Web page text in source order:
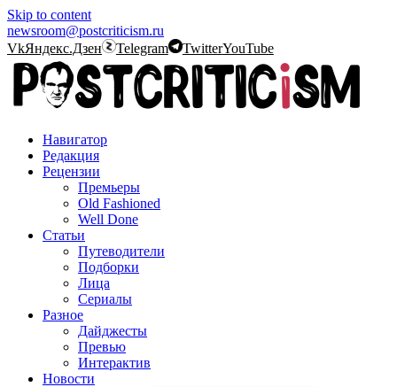
Skip to content
newsroom@postcriticism.ru
VkЯндекс.Дзен Telegram TwitterYouTube
Навигатор
Редакция
Рецензии
Премьеры
Old Fashioned
Well Done
Статьи
Путеводители
Подборки
Лица
Сериалы
Разное
Дайджесты
Превью
Интерактив
Новости